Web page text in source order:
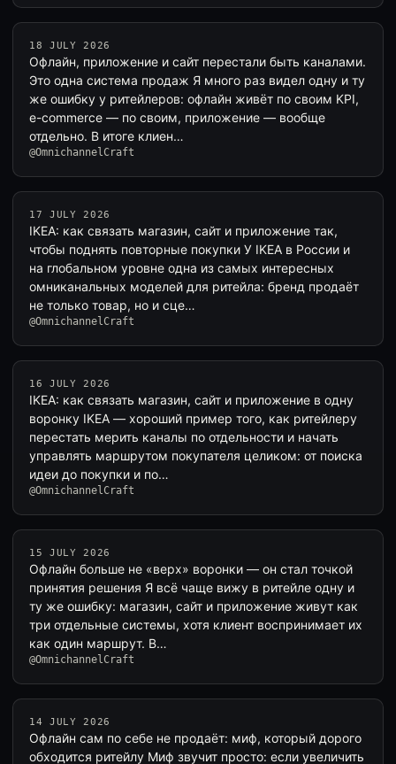
18 JULY 2026
Офлайн, приложение и сайт перестали быть каналами.
Это одна система продаж Я много раз видел одну и ту
же ошибку у ритейлеров: офлайн живёт по своим KPI,
e-commerce — по своим, приложение — вообще
отдельно. В итоге клиен…
@OmnichannelCraft
17 JULY 2026
IKEA: как связать магазин, сайт и приложение так,
чтобы поднять повторные покупки У IKEA в России и
на глобальном уровне одна из самых интересных
омниканальных моделей для ритейла: бренд продаёт
не только товар, но и сце…
@OmnichannelCraft
16 JULY 2026
IKEA: как связать магазин, сайт и приложение в одну
воронку IKEA — хороший пример того, как ритейлеру
перестать мерить каналы по отдельности и начать
управлять маршрутом покупателя целиком: от поиска
идеи до покупки и по…
@OmnichannelCraft
15 JULY 2026
Офлайн больше не «верх» воронки — он стал точкой
принятия решения Я всё чаще вижу в ритейле одну и
ту же ошибку: магазин, сайт и приложение живут как
три отдельные системы, хотя клиент воспринимает их
как один маршрут. В…
@OmnichannelCraft
14 JULY 2026
Офлайн сам по себе не продаёт: миф, который дорого
обходится ритейлу Миф звучит просто: если увеличить